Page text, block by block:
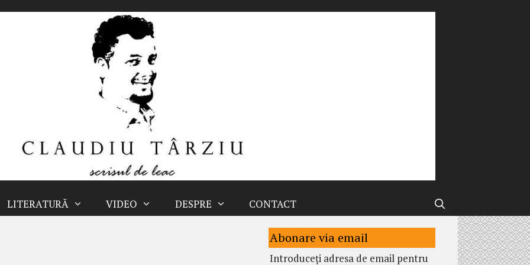
LITERATURĂ VIDEO DESPRE CONTACT
Abonare via email
Introduceți adresa de email pentru